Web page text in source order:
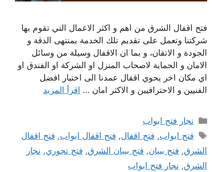
فتح اقفال الشرق من اهم و اكثر الاعمال التي تقوم بها
شركتنا وتعمل على تقديم تلك الخدمة بمنتهى الدقة و
الجودة و الاتقان، و بما ان الاقفال وسيلة من وسائل
الامان و الحماية لاصحاب المنزل او الشركة او الفندق او
اي مكان اخر يحوي اقفال عمدنا الى اختيار افضل
الفنيين و الاحترافيين و الاكثر امان … اقرأ المزيد
التصنيفات
نجار فتح ابواب
الوسوم
فتح ابواب, فتح اقفال, فتح اقفال ابواب, فتح اقفال
الشرق, فتح بيبان, فتح بيبان الشرق, فتح تجوري, نجار
الشرق, نجار فتح ابواب